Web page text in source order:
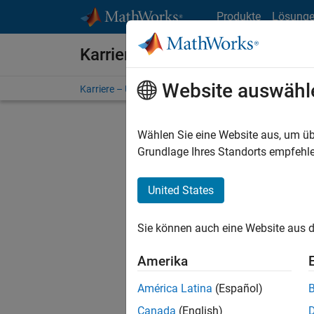
Produkte
Karriere bei MathWorks
Karriere – Übersicht Stellensuche
Stellen
Es
Region
Website
Wählen Sie eine Website aus, um
Grundlage Ihres Standorts
United States
Sie können auch eine Website aus
Amerika
América Latina (Español)
Canada (English)